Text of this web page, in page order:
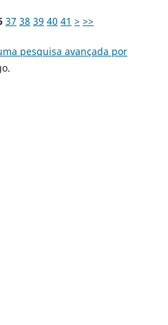
37 38 39 40 41 > >>
pesquisa avançada por